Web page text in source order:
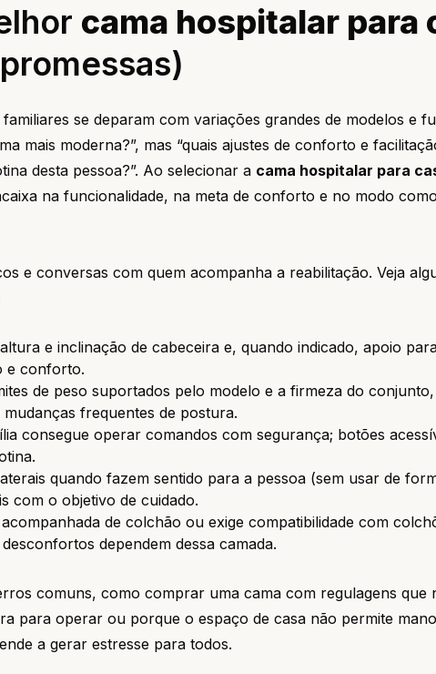
cama hospitalar para
se deparam com variações grandes de modelos e
mais moderna?”, mas “quais ajustes de conforto e
desta pessoa?”. Ao selecionar a cama hospitalar para
na funcionalidade, na meta de conforto e no modo
e conversas com quem acompanha a reabilitação. Veja
e inclinação de cabeceira e, quando indicado, apoio
e conforto.
de peso suportados pelo modelo e a firmeza do conjunto,
frequentes de postura.
consegue operar comandos com segurança; botões
quando fazem sentido para a pessoa (sem usar de
com o objetivo de cuidado.
de colchão ou exige compatibilidade com
dependem dessa camada.
comuns, como comprar uma cama com regulagens que
para operar ou porque o espaço de casa não permite
a gerar estresse para todos.